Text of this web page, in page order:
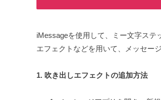
iMessageを使用して、ミー文字ステ
エフェクトなどを用いて、メッセー
1. 吹き出しエフェクトの追加方法